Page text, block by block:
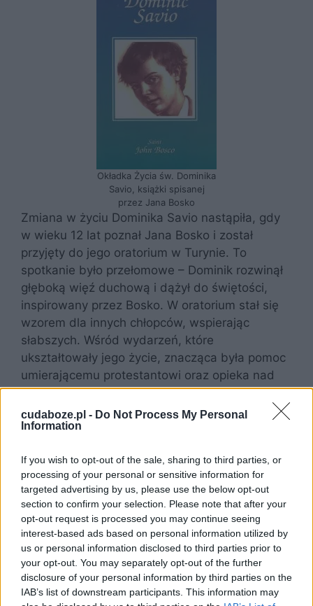
cudaboze.pl - Do Not Process My Personal
Information
If you wish to opt-out of the sale, sharing to third parties, or
processing of your personal or sensitive information for
targeted advertising by us, please use the below opt-out
section to confirm your selection. Please note that after your
opt-out request is processed you may continue seeing
interest-based ads based on personal information utilized by
us or personal information disclosed to third parties prior to
your opt-out. You may separately opt-out of the further
disclosure of your personal information by third parties on the
IAB’s list of downstream participants. This information may
Okładka Życia św. Dominika
Savio, książki spisanej
przez Jana Bosko
Zmiana w życiu Dominika Savio nastąpiła, gdy
w wieku 12 lat poznał Jana Bosko i został
przyjęty do jego oratorium w Turynie. To
spotkanie było przełomowe – Dominik rozwinął
głęboką więź duchową i dążył do świętości,
inspirowany przez Bosko. W oratorium stał się
wzorem dla innych chłopców, wspierając
słabszych. Wśród wydarzeń, które
ukształtowały jego życie, znacząca była pomoc
umierającemu protestantowi oraz opieka nad
starszą kobietą znajdującą się na łożu śmierci.
Te akty miłosierdzia pokazują głęboką troskę o
innych. Niestety, Dominik cierpiał na poważną
1857 roku.
Święty Dominik Savio –
kult
Kult zyskał znaczenie nie tylko z powodu
młodości, ale również ze względu na przykład,